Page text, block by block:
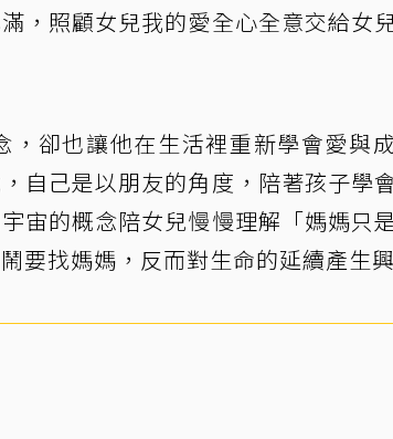
，照顧女兒我的愛全心全意交給女
卻也讓他在生活裡重新學會愛與
自己是以朋友的角度，陪著孩子學
宙的概念陪女兒慢慢理解「媽媽只
要找媽媽，反而對生命的延續產生